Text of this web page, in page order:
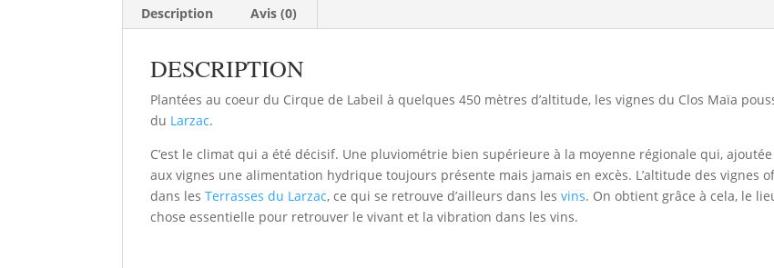
Description Avis (0)
DESCRIPTION
Plantées au coeur du Cirque de Labeil à quelques 450 mètres d’altitude, les vignes du Clos Maïa
du Larzac.
C’est le climat qui a été décisif. Une pluviométrie bien supérieure à la moyenne régionale qui,
aux vignes une alimentation hydrique toujours présente mais jamais en excès. L’altitude des vignes
dans lesTerrasses du Larzac, ce qui se retrouve d’ailleurs dans lesvins. On obtient grâce à cela, le
chose essentielle pour retrouver le vivant et la vibration dans les vins.